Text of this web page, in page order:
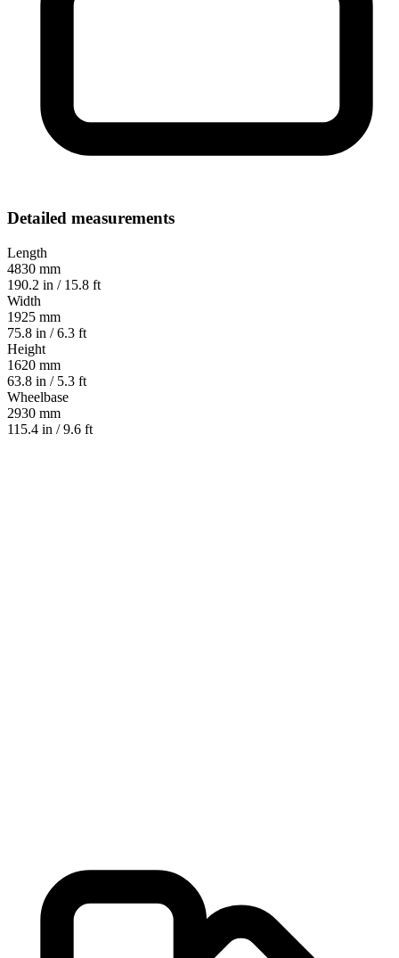
Detailed measurements
Length
4830 mm
190.2 in / 15.8 ft
Width
1925 mm
75.8 in / 6.3 ft
Height
1620 mm
63.8 in / 5.3 ft
Wheelbase
2930 mm
115.4 in / 9.6 ft